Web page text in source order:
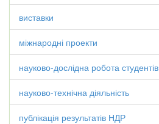
виставки
міжнародні проекти
науково-дослідна робота студентів
науково-технічна діяльність
публікація результатів НДР